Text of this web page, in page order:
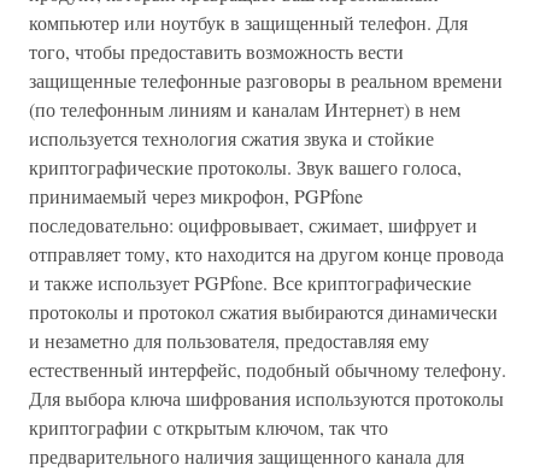
компьютер или ноутбук в защищенный телефон. Для
того, чтобы предоставить возможность вести
защищенные телефонные разговоры в реальном времени
(по телефонным линиям и каналам Интернет) в нем
используется технология сжатия звука и стойкие
криптографические протоколы. Звук вашего голоса,
принимаемый через микрофон, PGPfone
последовательно: оцифровывает, сжимает, шифрует и
отправляет тому, кто находится на другом конце провода
и также использует PGPfone. Все криптографические
протоколы и протокол сжатия выбираются динамически
и незаметно для пользователя, предоставляя ему
естественный интерфейс, подобный обычному телефону.
Для выбора ключа шифрования используются протоколы
криптографии с открытым ключом, так что
предварительного наличия защищенного канала для